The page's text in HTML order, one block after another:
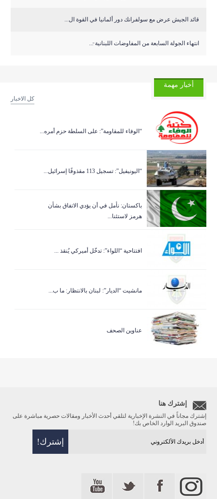
قائد الجيش عرض مع سولفرانك دور ألمانيا في القوة ال...
انتهاء الجولة السابعة من المفاوضات اللبنانية ̵...
أخبار مهمة
كل الاخبار
“الوفاء للمقاومة”: على السلطة حزم أمره...
“اليونيفيل”: تسجيل 113 مقذوفًا إسرائيل...
باكستان: نأمل في أن يؤدي الاتفاق بشأن
هرمز لاستئنا...
افتتاحية “اللواء”: تدخّل أميركي يُنقذ ...
مانشيت “الديار”: لبنان بالانتظار: ما ب...
عناوين الصحف
إشترك هنا
إشترك مجاناً في النشرة الإخبارية لتلقي أحدث الأخبار ومقالات حصرية مباشرة على
صندوق البريد الوارد الخاص بك!